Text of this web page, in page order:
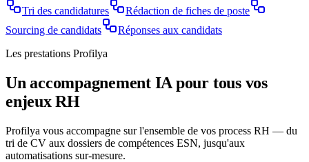
Tri des candidatures
Rédaction de fiches de poste
Sourcing de candidats
Réponses aux candidats
Les prestations Profilya
Un accompagnement IA pour tous vos
enjeux RH
Profilya vous accompagne sur l'ensemble de vos process RH — du
tri de CV aux dossiers de compétences ESN, jusqu'aux
automatisations sur-mesure.